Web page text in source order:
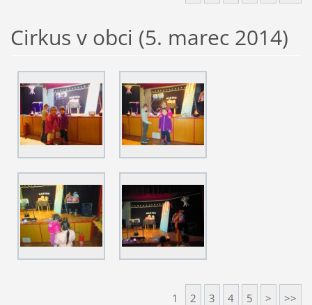
Cirkus v obci (5. marec 2014)
1 2 3 4 5 > >>